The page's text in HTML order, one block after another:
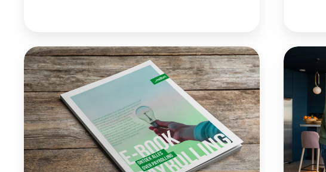
Explore
the
world
of
payrolling
10
tips
aan
je
te
binden